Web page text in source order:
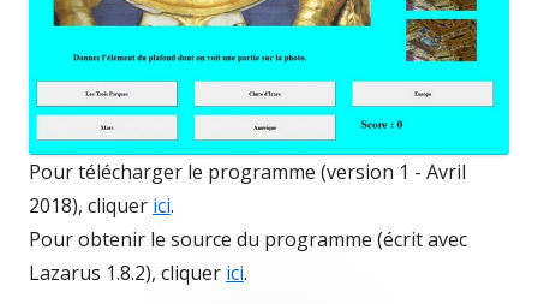
Pour télécharger le programme (version 1 - Avril
2018), cliquer ici.
Pour obtenir le source du programme (écrit avec
Lazarus 1.8.2), cliquer ici.